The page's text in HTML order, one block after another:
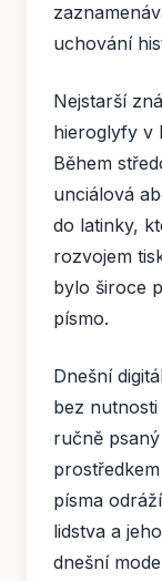
uchování
Nejstarší
hieroglyfy v
Během
unciálová
do latinky,
rozvojem
bylo široce
písmo.
Dnešní
bez
ručně
písma
lidstva a
dnešní